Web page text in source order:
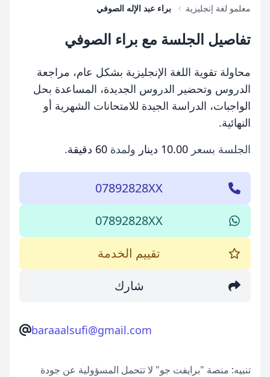
معلمو لغة إنجليزية
براء عبد الإله الصوفي
تفاصيل الجلسة مع براء الصوفي
محاولة تقوية اللغة الإنجليزية بشكل عام، مراجعة
الدروس وتحضير الدروس الجديدة، المساعدة بحل
الواجبات، الدراسة الجيدة للامتحانات الشهرية أو
النهائية.
الجلسة بسعر 10.00 دينار ولمدة 60 دقيقة .
07892828XX
07892828XX
تقييم الخدمة
شارك
baraaalsufi@gmail.com
تنبيه: منصة "برايفت جو" لا تتحمل المسؤولية عن جودة